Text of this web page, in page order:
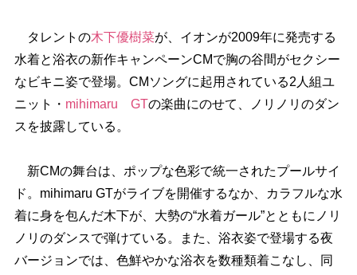
タレントの木下優樹菜が、イオンが2009年に発売する
水着と浴衣の新作キャンペーンCMで胸の谷間がセクシー
なビキニ姿で登場。CMソングに起用されている2人組ユ
ニット・ mihimaru GTの楽曲にのせて、ノリノリのダン
スを披露している。
新CMの舞台は、ポップな色彩で統一されたプールサイ
ド。mihimaru GTがライブを開催するなか、カラフルな水
着に身を包んだ木下が、大勢の“水着ガール”とともにノリ
ノリのダンスで弾けている。また、浴衣姿で登場する夜
バージョンでは、色鮮やかな浴衣を数種類着こなし、同